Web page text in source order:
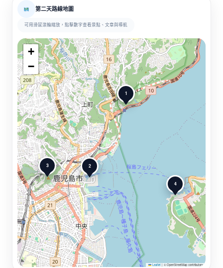
第二天路線地圖
可用滑鼠滾輪縮放，點擊數字查看景點、文章與導航
1
2
3
4
+
−
Leaflet | © OpenStreetMap contributors